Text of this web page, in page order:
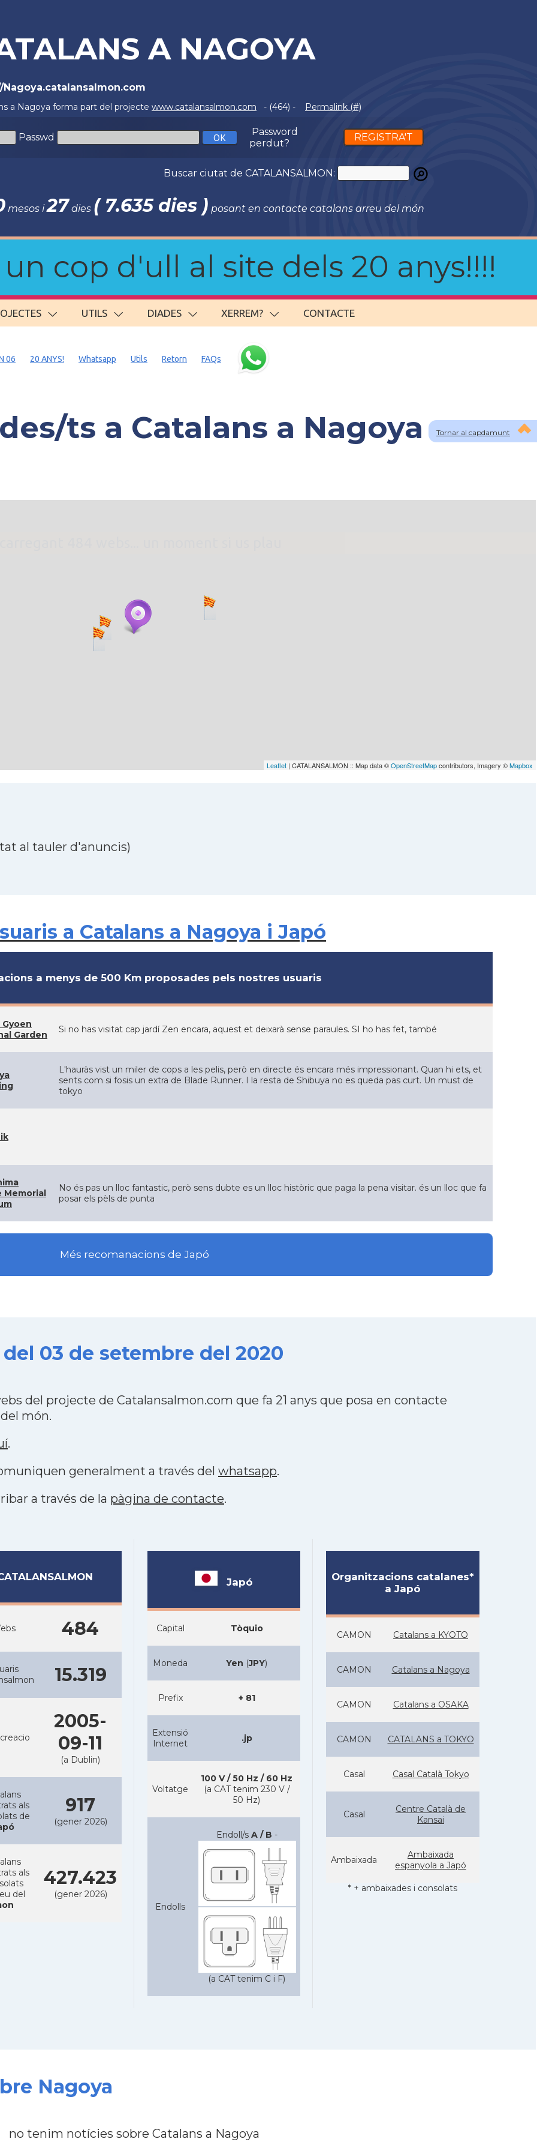
A NAGOYA
a Nagoya forma part del projecte www.catalansalmon.com - (464) - Permalink (#)
Passwd
Password
perdut?
REGISTRA'T
Buscar ciutat de CATALANSALMON:
mesos i27 dies ( 7.635 dies ) posant en contacte catalans arreu del món
cop d'ull al site dels 20 anys!!!!
UTILS DIADES XERREM? CONTACTE
Tornar al capdamunt
06 20 ANYS! Whatsapp Utils Retorn FAQs
ts a Catalans a Nagoya
Leaflet | CATALANSALMON :: Map data ©OpenStreetMapcontributors, Imagery ©Mapbox
al tauler d'anuncis)
a Catalans a Nagoya i Japó
a menys de 500 Km proposades pels nostres usuaris
Garden
Si no has visitat cap jardí Zen encara, aquest et deixarà sense paraules. SI ho has fet, també
L'hauràs vist un miler de cops a les pelis, però en directe és encara més impressionant. Quan hi ets, et
sents com si fosis un extra de Blade Runner. I la resta de Shibuya no es queda pas curt. Un must de
tokyo
Memorial
No és pas un lloc fantastic, però sens dubte es un lloc històric que paga la pena visitar. és un lloc que fa
posar els pèls de punta
Més recomanacions de Japó
03 de setembre del 2020
del projecte de Catalansalmon.com que fa 21 anys que posa en contacte
món.
.
generalment a través del whatsapp.
a través de la pàgina de contacte.
484
15.319
2005-
09-11
(a Dublin)
als
de
917
(gener 2026)
als
del
427.423
(gener 2026)
Japó
Capital Tòquio
Moneda Yen (JPY)
Prefix + 81
Extensió
Internet
.jp
Voltatge
100 V / 50 Hz / 60 Hz
(a CAT tenim 230 V /
50 Hz)
Endolls
Endoll/s A / B -
(a CAT tenim C i F)
Organitzacions catalanes*
a Japó
CAMON Catalans a KYOTO
CAMON Catalans a Nagoya
CAMON Catalans a OSAKA
CAMON CATALANS a TOKYO
Casal Casal Català Tokyo
Casal
Centre Català de
Kansai
Ambaixada
Ambaixada
espanyola a Japó
* + ambaixades i consolats
Nagoya
no tenim notícies sobre Catalans a Nagoya